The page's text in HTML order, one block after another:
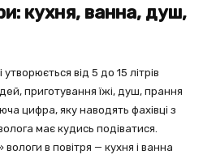
кухня, ванна, душ,
від 5 до 15 літрів
приготування їжі, душ, прання
цифра, яку наводять фахівці з
має кудись подіватися.
в повітря — кухня і ванна